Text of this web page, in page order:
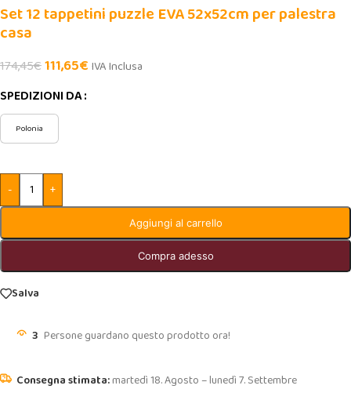
Set 12 tappetini puzzle EVA 52x52cm per palestra
casa
174,45€111,65€ IVA Inclusa
SPEDIZIONI DA
Polonia
- +
Aggiungi al carrello
Compra adesso
Salva
3 Persone guardano questo prodotto ora!
martedì 18. Agosto – lunedì 7. Settembre